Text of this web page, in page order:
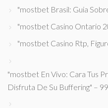
"mostbet Brasil: Guia
"mostbet Casino Ontario
"mostbet Casino Rtp,
"mostbet En Vivo: Cara Tus
Disfruta De Su Buffering" –